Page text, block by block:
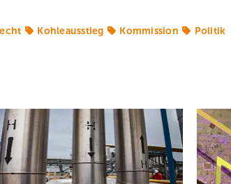
Kohleausstieg Kommission Politik